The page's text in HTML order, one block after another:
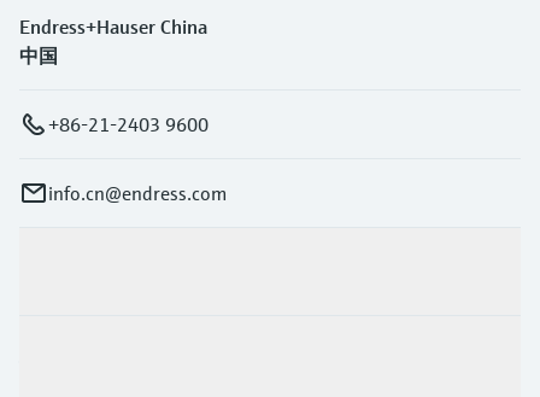
Endress+Hauser China
中国
+86-21-2403 9600
info.cn@endress.com